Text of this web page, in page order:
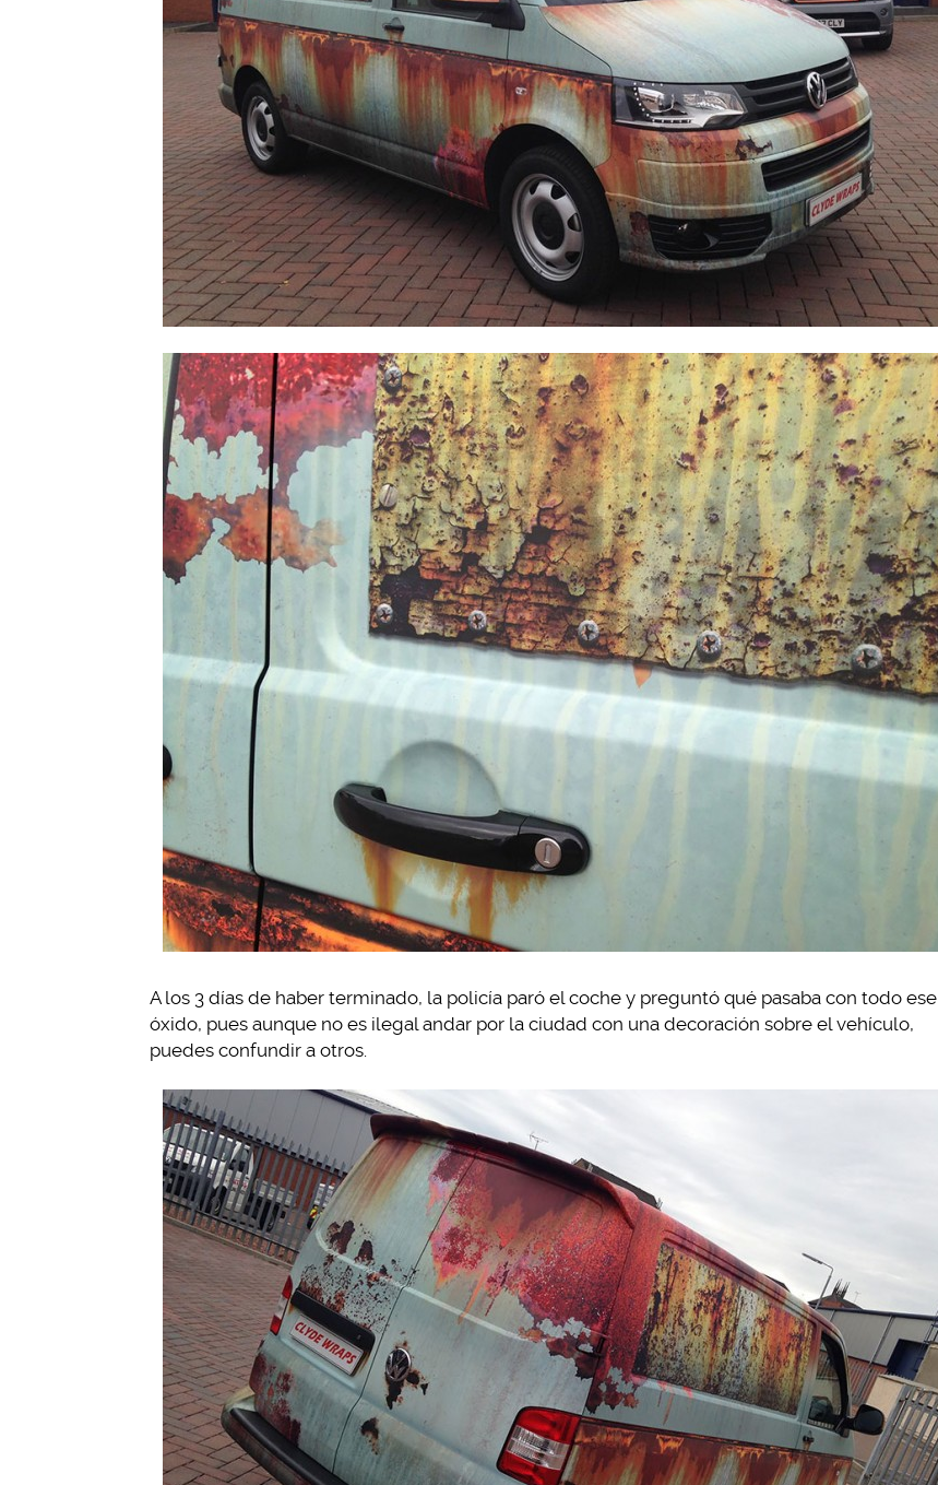
A los 3 días de haber terminado, la policía paró el coche y preguntó qué pasaba con todo ese
óxido, pues aunque no es ilegal andar por la ciudad con una decoración sobre el vehículo,
puedes confundir a otros.